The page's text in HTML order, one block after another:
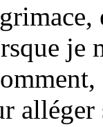
je